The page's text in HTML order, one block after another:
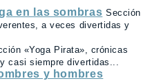
en las sombras Sección
a veces divertidas y
«Yoga Pirata», crónicas
casi siempre divertidas...
y hombres